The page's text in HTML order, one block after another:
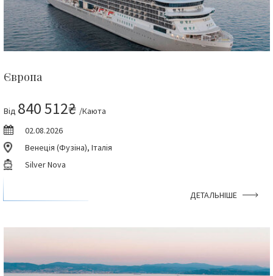
Європа
Від 840 512₴ /Каюта
02.08.2026
Венеція (Фузіна), Італія
Silver Nova
ДЕТАЛЬНІШЕ